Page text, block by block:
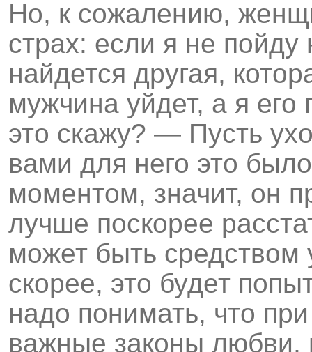
Но, к сожалению,
страх: если я не
найдется другая,
мужчина уйдет, а я
это скажу? — Пусть
вами для него это
моментом, значит, он
лучше поскорее
может быть средством
скорее, это будет
надо понимать, что
важные законы любви,